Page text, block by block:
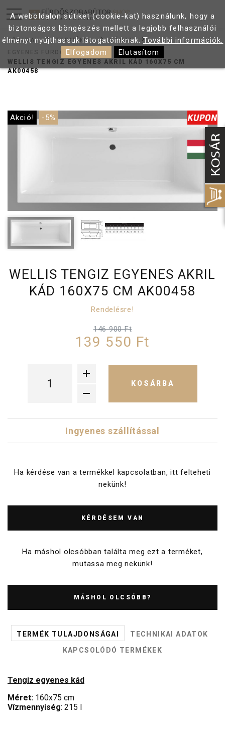
FŐOLDAL TERMÉKEK
KÁDAK
EGYENES FÜRDŐKÁDAK
WELLIS TENGIZ EGYENES AKRIL KÁD 160X75 CM
AK00458
Akció! -5%
WELLIS TENGIZ EGYENES AKRIL
KÁD 160X75 CM AK00458
Rendelésre!
146 900 Ft
139 550 Ft
KOSÁRBA
Ingyenes szállítással
Ha kérdése van a termékkel kapcsolatban, itt felteheti
nekünk!
KÉRDÉSEM VAN
Ha máshol olcsóbban találta meg ezt a terméket,
mutassa meg nekünk!
MÁSHOL OLCSÓBB?
TERMÉK TULAJDONSÁGAI
TECHNIKAI ADATOK
KAPCSOLÓDÓ TERMÉKEK
Tengiz egyenes kád
Méret: 160x75 cm
Vízmennyiség: 215 l
A weboldalon sütiket (cookie-kat) használunk, hogy a
biztonságos böngészés mellett a legjobb felhasználói
élményt nyújthassuk látogatóinknak.További információk.
Elfogadom
Elutasítom